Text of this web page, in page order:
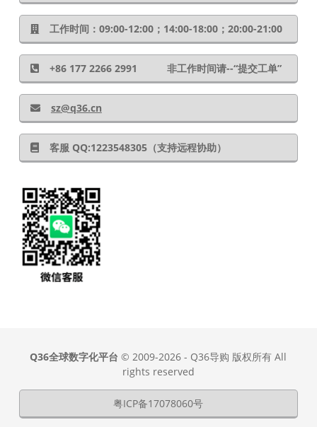
工作时间：09:00-12:00；14:00-18:00；20:00-21:00
+86 177 2266 2991 非工作时间请--“提交工单”
sz@q36.cn
客服 QQ:1223548305（支持远程协助）
Q36全球数字化平台 © 2009-2026 - Q36导购 版权所有 All
rights reserved
粤ICP备17078060号